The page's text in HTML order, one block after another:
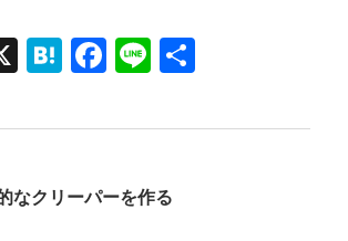
X Hatena
Facebook
Line
なクリーパーを作る